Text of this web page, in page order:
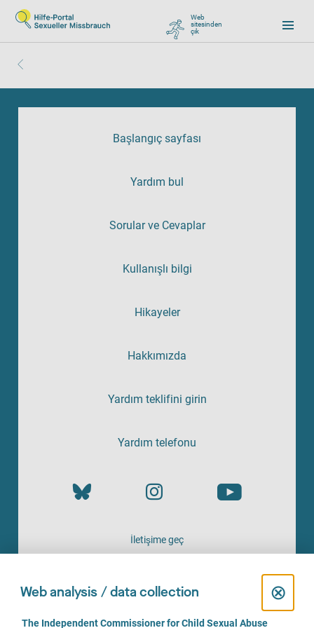
Web
sitesinden
çık, zu Google wechseln
Başlangıç sayfası
Yardım bul
Sorular ve Cevaplar
Kullanışlı bilgi
Hikayeler
Hakkımızda
Yardım teklifini girin
Yardım telefonu
İletişime geç
HIZMETI SAĞLAYAN
Web analysis / data collection ⊗
C
l
C
The Independent Commissioner for Child Sexual Abuse